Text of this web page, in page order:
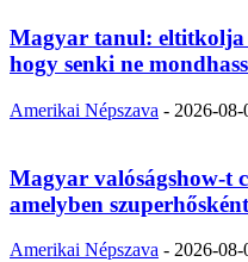
Magyar tanul: eltitkolja
hogy senki ne
Amerikai Népszava - 2026-08-
Magyar valóságshow-t
amelyben
Amerikai Népszava - 2026-08-